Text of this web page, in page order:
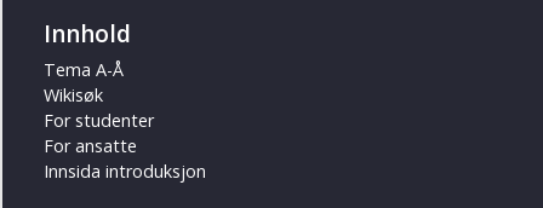
Innhold
Tema A-Å
Wikisøk
For studenter
For ansatte
Innsida introduksjon